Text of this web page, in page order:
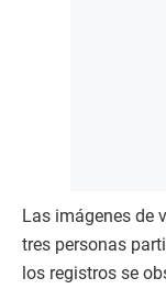
Las imágenes de
tres personas
los registros se